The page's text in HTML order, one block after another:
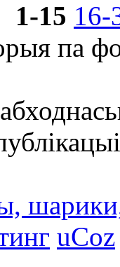
1-15 16-
па
uCoz